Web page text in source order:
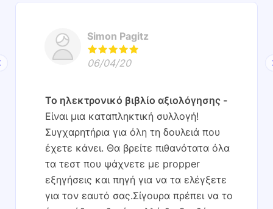
Simon Pagitz
06/04/20
Το ηλεκτρονικό βιβλίο αξιολόγησης
Είναι μια καταπληκτική συλλογή!
Συγχαρητήρια για όλη τη δουλειά που
έχετε κάνει. Θα βρείτε πιθανότατα όλα
τα τεστ που ψάχνετε με propper
εξηγήσεις και πηγή για να τα ελέγξετε
για τον εαυτό σας.Σίγουρα πρέπει να το